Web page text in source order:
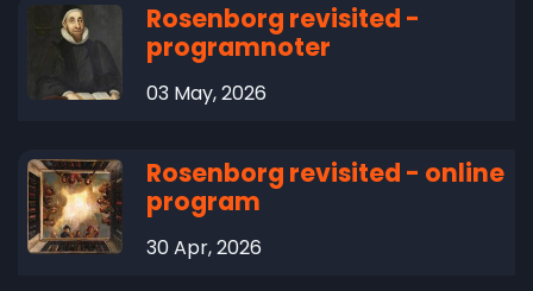
Rosenborg revisited -
programnoter
03 May, 2026
Rosenborg revisited - online
program
30 Apr, 2026